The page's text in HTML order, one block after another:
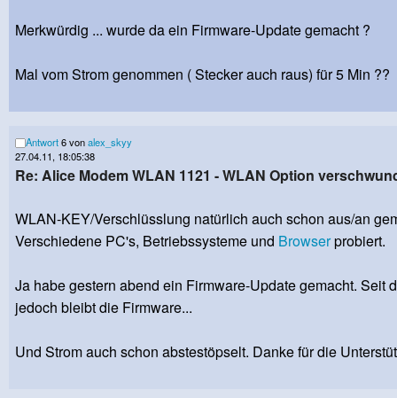
Merkwürdig ... wurde da ein Firmware-Update gemacht ?
Mal vom Strom genommen ( Stecker auch raus) für 5 Min ??
Antwort6 vonalex_skyy
27.04.11, 18:05:38
Re: Alice Modem WLAN 1121 - WLAN Option
WLAN-KEY/Verschlüsslung natürlich auch schon aus/an
Verschiedene PC's, Betriebssysteme und Browserprobiert.
Ja habe gestern abend ein Firmware-Update gemacht. Seit
jedoch bleibt die Firmware...
Und Strom auch schon abstestöpselt. Danke für die